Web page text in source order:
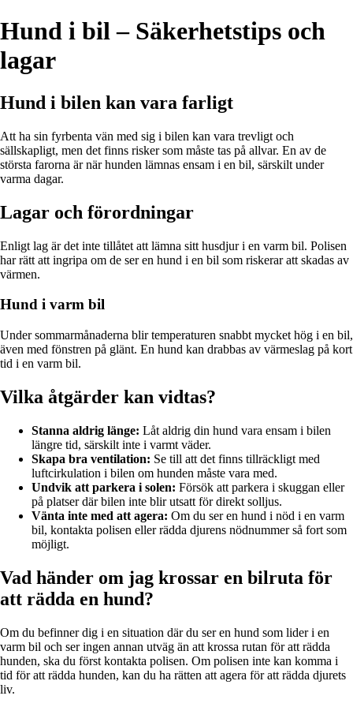
Hund i bil – Säkerhetstips och
lagar
Hund i bilen kan vara farligt
Att ha sin fyrbenta vän med sig i bilen kan vara trevligt och
sällskapligt, men det finns risker som måste tas på allvar. En av de
största farorna är när hunden lämnas ensam i en bil, särskilt under
varma dagar.
Lagar och förordningar
Enligt lag är det inte tillåtet att lämna sitt husdjur i en varm bil. Polisen
har rätt att ingripa om de ser en hund i en bil som riskerar att skadas av
värmen.
Hund i varm bil
Under sommarmånaderna blir temperaturen snabbt mycket hög i en bil,
även med fönstren på glänt. En hund kan drabbas av värmeslag på kort
tid i en varm bil.
Vilka åtgärder kan vidtas?
Stanna aldrig länge: Låt aldrig din hund vara ensam i bilen
längre tid, särskilt inte i varmt väder.
Skapa bra ventilation: Se till att det finns tillräckligt med
luftcirkulation i bilen om hunden måste vara med.
Undvik att parkera i solen: Försök att parkera i skuggan eller
på platser där bilen inte blir utsatt för direkt solljus.
Vänta inte med att agera: Om du ser en hund i nöd i en varm
bil, kontakta polisen eller rädda djurens nödnummer så fort som
möjligt.
Vad händer om jag krossar en bilruta för
att rädda en hund?
Om du befinner dig i en situation där du ser en hund som lider i en
varm bil och ser ingen annan utväg än att krossa rutan för att rädda
hunden, ska du först kontakta polisen. Om polisen inte kan komma i
tid för att rädda hunden, kan du ha rätten att agera för att rädda djurets
liv.